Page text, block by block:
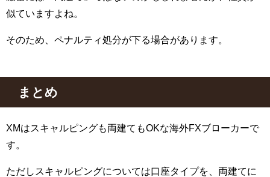
似ていますよね。
そのため、ペナルティ処分が下る場合があります。
まとめ
XMはスキャルピングも両建てもOKな海外FXブローカーで
す。
ただしスキャルピングについては口座タイプを、両建てに